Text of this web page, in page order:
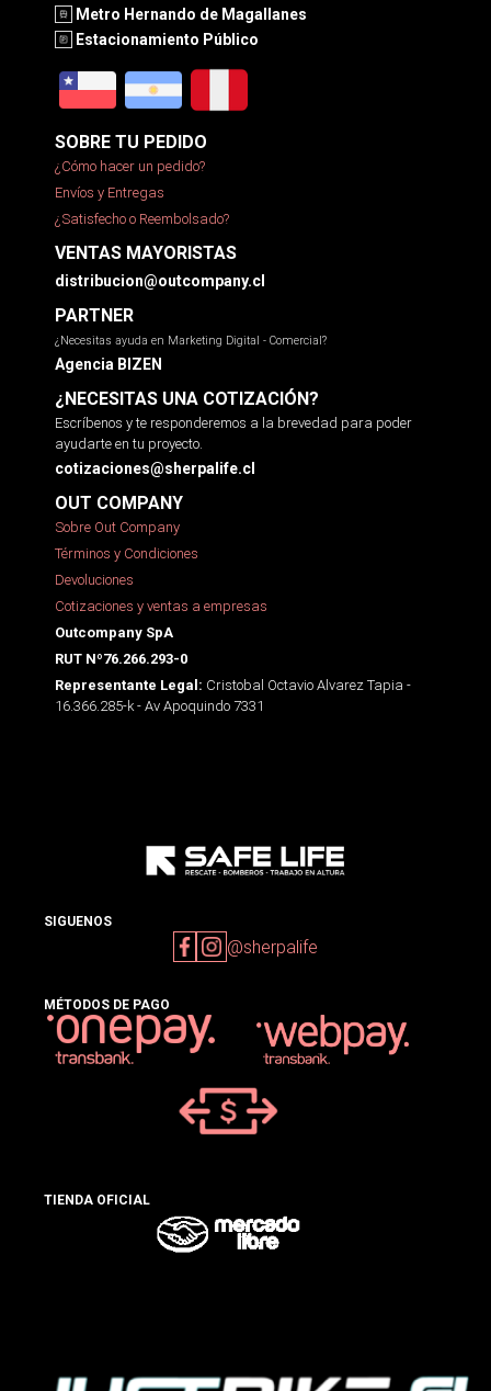
Metro Hernando de Magallanes
Estacionamiento Público
SOBRE TU PEDIDO
¿Cómo hacer un pedido?
Envíos y Entregas
¿Satisfecho o Reembolsado?
VENTAS MAYORISTAS
distribucion@outcompany.cl
PARTNER
¿Necesitas ayuda en Marketing Digital - Comercial?
Agencia BIZEN
¿NECESITAS UNA COTIZACIÓN?
Escríbenos y te responderemos a la brevedad para poder
ayudarte en tu proyecto.
cotizaciones@sherpalife.cl
OUT COMPANY
Sobre Out Company
Términos y Condiciones
Devoluciones
Cotizaciones y ventas a empresas
Outcompany SpA
RUT Nº76.266.293-0
Representante Legal: Cristobal Octavio Alvarez Tapia -
16.366.285-k - Av Apoquindo 7331
SIGUENOS
@sherpalife
MÉTODOS DE PAGO
TIENDA OFICIAL